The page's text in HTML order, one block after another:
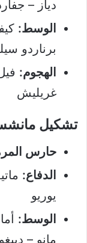
دياز –
الوسط:
برناردو
الهجوم:
غريليش
تشكيل
حارس
الدفاع:
يوريو
الوسط:
مانو –